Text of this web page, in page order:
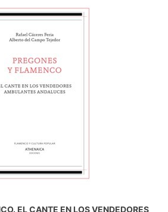
EL CANTE EN LOS VENDEDORES